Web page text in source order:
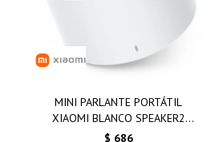
MINI PARLANTE PORTÁTIL
XIAOMI BLANCO SPEAKER2
COMPACTO
$ 686